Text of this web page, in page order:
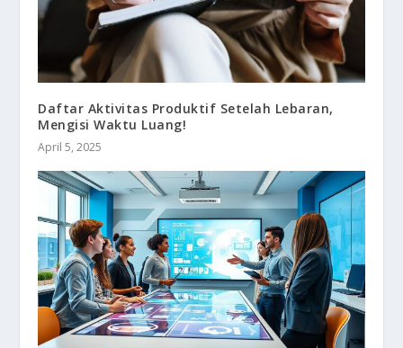
Daftar Aktivitas Produktif Setelah Lebaran,
Mengisi Waktu Luang!
April 5, 2025